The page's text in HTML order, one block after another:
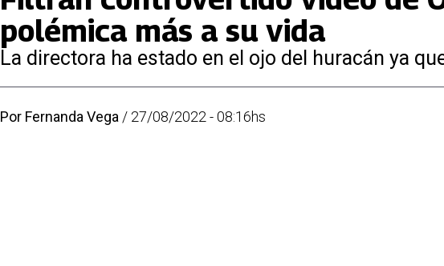
polémica más a su vida
La directora ha estado en el ojo del huracán ya
Por Fernanda Vega / 27/08/2022 - 08:16hs